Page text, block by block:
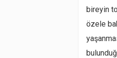
bireyin
özele